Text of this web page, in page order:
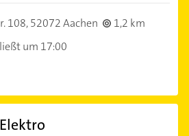
108,52072 Aachen
1,2 km
um 17:00